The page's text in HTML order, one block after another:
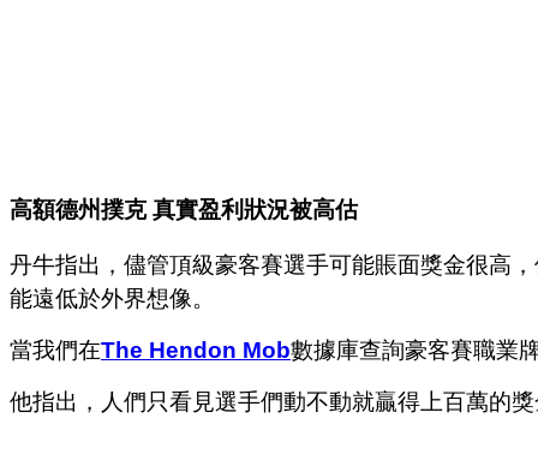
高額德州撲克 真實盈利狀況被高估
丹牛指出，儘管頂級豪客賽選手可能賬面獎金很高
能遠低於外界想像。
當我們在The Hendon Mob數據庫查詢豪客賽職業
他指出，人們只看見選手們動不動就贏得上百萬的